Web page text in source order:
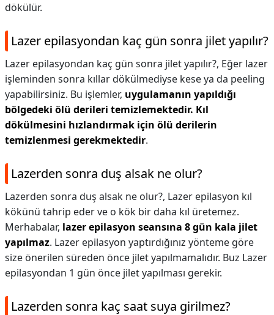
dökülür.
Lazer epilasyondan kaç gün sonra jilet yapılır?
Lazer epilasyondan kaç gün sonra jilet yapılır?, Eğer lazer
işleminden sonra kıllar dökülmediyse kese ya da peeling
yapabilirsiniz. Bu işlemler, uygulamanın yapıldığı
bölgedeki ölü derileri temizlemektedir. Kıl
dökülmesini hızlandırmak için ölü derilerin
temizlenmesi gerekmektedir.
Lazerden sonra duş alsak ne olur?
Lazerden sonra duş alsak ne olur?, Lazer epilasyon kıl
kökünü tahrip eder ve o kök bir daha kıl üretemez.
Merhabalar, lazer epilasyon seansına 8 gün kala jilet
yapılmaz. Lazer epilasyon yaptırdığınız yönteme göre
size önerilen süreden önce jilet yapılmamalıdır. Buz Lazer
epilasyondan 1 gün önce jilet yapılması gerekir.
Lazerden sonra kaç saat suya girilmez?